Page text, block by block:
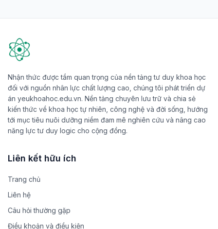
Nhận thức được tầm quan trọng của nền tảng tư duy khoa học
đối với nguồn nhân lực chất lượng cao, chúng tôi phát triển dự
án yeukhoahoc.edu.vn. Nền tảng chuyên lưu trữ và chia sẻ
kiến thức về khoa học tự nhiên, công nghệ và đời sống, hướng
tới mục tiêu nuôi dưỡng niềm đam mê nghiên cứu và nâng cao
năng lực tư duy logic cho cộng đồng.
Liên kết hữu ích
Trang chủ
Liên hệ
Câu hỏi thường gặp
Điều khoản và điều kiện